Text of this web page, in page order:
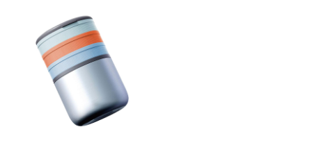
Предустановленные
рецепты / Миксер